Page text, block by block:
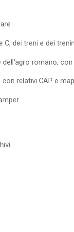
C, dei treni e dei
romano,
relativi CAP e